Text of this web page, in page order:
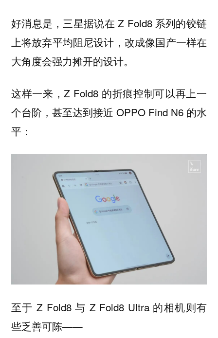
好消息是，三星据说在 Z Fold8 系列的铰链
上将放弃平均阻尼设计，改成像国产一样在
大角度会强力摊开的设计。
这样一来，Z Fold8 的折痕控制可以再上一
个台阶，甚至达到接近 OPPO Find N6 的水
平：
至于 Z Fold8 与 Z Fold8 Ultra 的相机则有
些乏善可陈——